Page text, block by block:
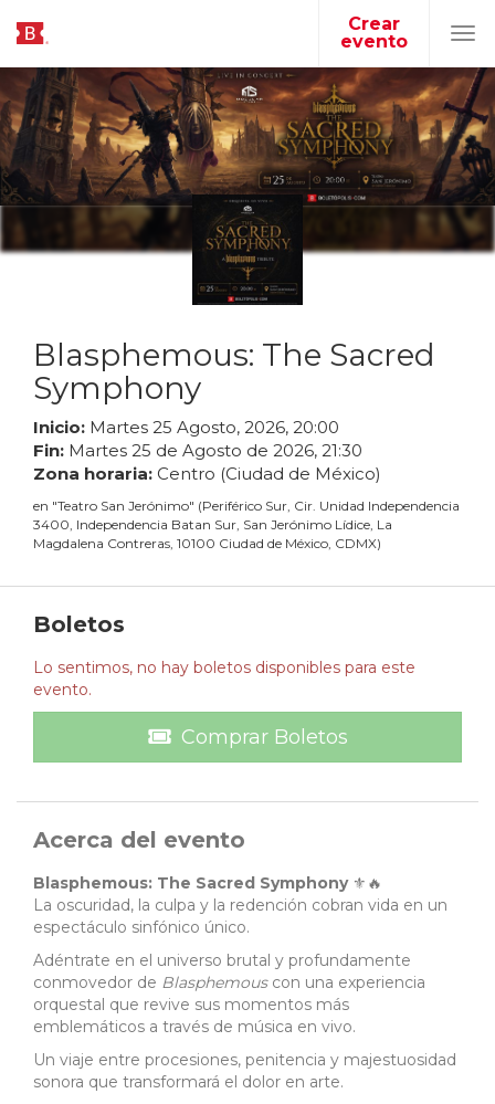
Crear
evento
Blasphemous: The Sacred
Symphony
Inicio: Martes 25 Agosto, 2026, 20:00
Fin: Martes 25 de Agosto de 2026, 21:30
Zona horaria: Centro (Ciudad de México)
en "Teatro San Jerónimo" (Periférico Sur, Cir. Unidad Independencia
3400, Independencia Batan Sur, San Jerónimo Lídice, La
Magdalena Contreras, 10100 Ciudad de México, CDMX)
Boletos
Lo sentimos, no hay boletos disponibles para este
evento.
Comprar Boletos
Acerca del evento
Blasphemous: The Sacred Symphony⚜️🔥
La oscuridad, la culpa y la redención cobran vida en un
espectáculo sinfónico único.
Adéntrate en el universo brutal y profundamente
conmovedor de Blasphemouscon una experiencia
orquestal que revive sus momentos más
emblemáticos a través de música en vivo.
Un viaje entre procesiones, penitencia y majestuosidad
sonora que transformará el dolor en arte.